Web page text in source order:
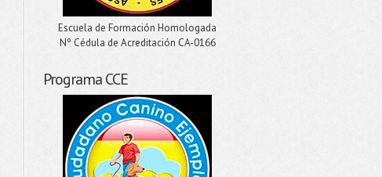
Escuela de Formación Homologada
Nº Cédula de Acreditación CA-0166
Programa CCE